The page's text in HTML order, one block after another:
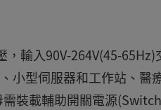
，輸入90V-264V(45-
小型伺服器和工作站、
裝載輔助開關電源